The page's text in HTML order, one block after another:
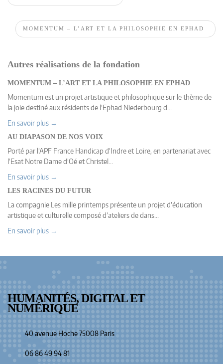
MOMENTUM – L’ART ET LA PHILOSOPHIE EN EPHAD
Autres réalisations de la fondation
MOMENTUM – L’ART ET LA PHILOSOPHIE EN EPHAD
Momentum est un projet artistique et philosophique sur le thème de
la joie destiné aux résidents de l’Ephad Niederbourg d...
En savoir plus →
AU DIAPASON DE NOS VOIX
Porté par l’APF France Handicap d’Indre et Loire, en partenariat avec
l’Esat Notre Dame d’Oé et Christel...
En savoir plus →
LES RACINES DU FUTUR
La compagnie Les mille printemps présente un projet d’éducation
artistique et culturelle composé d’ateliers de dans...
En savoir plus →
HUMANITÉS, DIGITAL ET
NUMÉRIQUE
40 avenue Hoche 75008 Paris
06 86 49 94 81